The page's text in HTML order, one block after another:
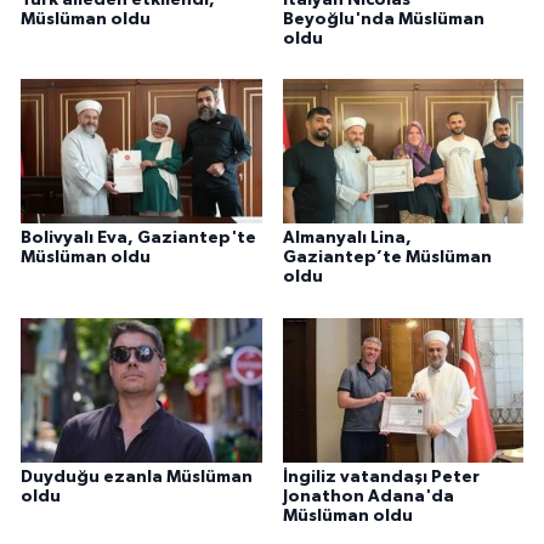
Müslüman oldu
Beyoğlu'nda Müslüman
oldu
Bolivyalı Eva, Gaziantep'te
Müslüman oldu
Almanyalı Lina,
Gaziantep’te Müslüman
oldu
Duyduğu ezanla Müslüman
oldu
İngiliz vatandaşı Peter
Jonathon Adana'da
Müslüman oldu
Gümüşhane Müftülüğü
Hakkari Müftülüğü
Hatay Müftülüğü
Iğdır Müftülüğü
Isparta Müftülüğü
İstanbul Müftülüğü
İzmir Müftülüğü
Kahramanmaraş Müftülüğü